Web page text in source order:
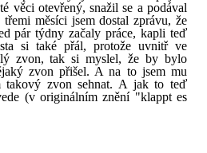
věci otevřený, snažil se a podával
třemi měsíci jsem dostal zprávu, že
pár týdny začaly práce, kapli teď
si také přál, protože uvnitř ve
zvon, tak si myslel, že by bylo
zvon přišel. A na to jsem mu
takový zvon sehnat. A jak to teď
(v originálním znění "klappt es